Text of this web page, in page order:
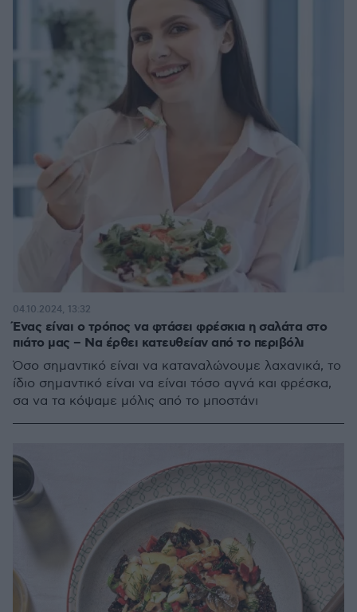
Ένας είναι ο τρόπος να φτάσει φρέσκια η σαλάτα στο
πιάτο μας – Να έρθει κατευθείαν από το περιβόλι
Όσο σημαντικό είναι να καταναλώνουμε λαχανικά, το
ίδιο σημαντικό είναι να είναι τόσο αγνά και φρέσκα,
σα να τα κόψαμε μόλις από το μποστάνι
04.10.2024, 13:32